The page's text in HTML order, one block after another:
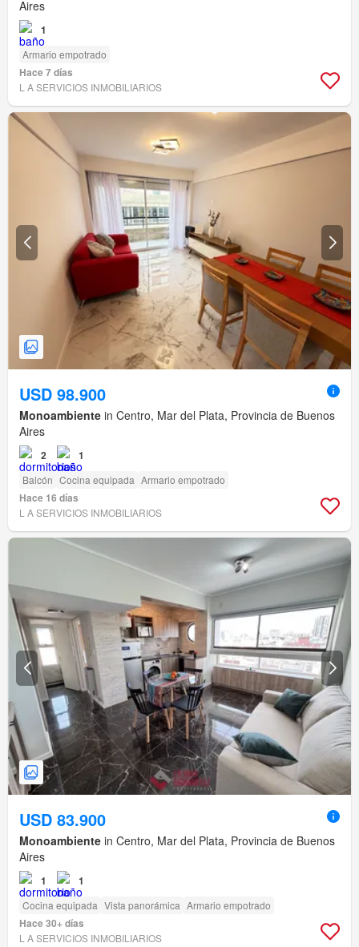
Aires
1
Armario empotrado
Hace 7 días
L A SERVICIOS INMOBILIARIOS
USD 98.900
Monoambiente in Centro, Mar del Plata, Provincia de Buenos
Aires
2 1
Balcón Cocina equipada Armario empotrado
Hace 16 días
L A SERVICIOS INMOBILIARIOS
USD 83.900
Monoambiente in Centro, Mar del Plata, Provincia de Buenos
Aires
1 1
Cocina equipada Vista panorámica Armario empotrado
Hace 30+ días
L A SERVICIOS INMOBILIARIOS